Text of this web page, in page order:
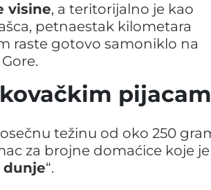
visine, a teritorijalno je kao
petnaestak kilometara
raste gotovo samoniklo na
težinu od oko 250
za brojne domaćice koje je
dunje“.